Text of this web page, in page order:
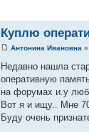
Куплю
Антонина Ивановна
Недавно нашла
оперативную
на форумах и.у
Вот я и ищу.. Мне
Буду очень